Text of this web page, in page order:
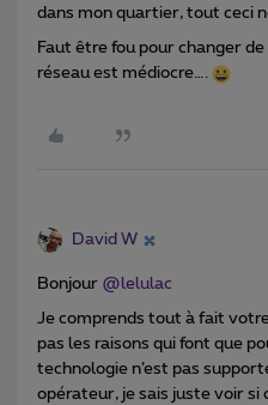
dans mon quartier, tout ceci
Faut être fou pour changer
réseau est médiocre….
David W
Bonjour @lelulac
Je comprends tout à fait
pas les raisons qui font que
technologie n’est pas
opérateur, je sais juste voir si